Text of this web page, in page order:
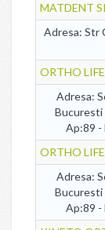
MATDENT
Adresa: Str
ORTHO
Adresa:
Bucuresti
Ap:89 -
ORTHO
Adresa:
Bucuresti
Ap:89 -